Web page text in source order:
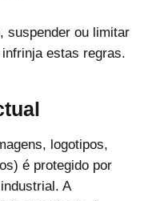
suspender ou limitar
estas regras.
logotipos,
é protegido por
A